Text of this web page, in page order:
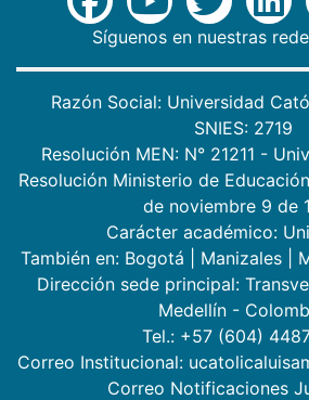
Síguenos en nuestras
Razón Social: Universidad
SNIES: 2719
Resolución MEN: N° 21211 -
Resolución Ministerio de
de noviembre 9 de
Carácter académico:
También en: Bogotá Manizales
Dirección sede principal:
Medellín -
Tel.: +57 (604)
Correo Institucional:
Correo Notificaciones